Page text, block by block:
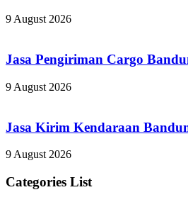
9 August 2026
Jasa Pengiriman Cargo
9 August 2026
Jasa Kirim Kendaraan
9 August 2026
Categories List